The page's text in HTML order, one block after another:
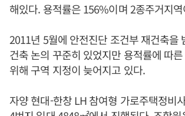
해있다. 용적률은 156%이며 2종주거지
2011년 5월에 안전진단 조건부 재건축을
건축 논의 꾸준히 있었지만 용적률에 따
위해 구역 지정이 늦어지고 있다.
자양 현대-한창 LH 참여형 가로주택정비